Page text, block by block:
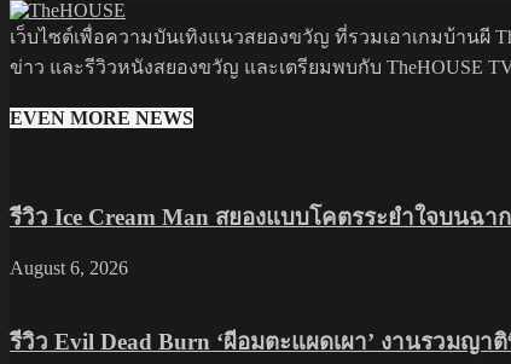
เว็บไซต์เพื่อความบันเทิงแนวสยองขวัญ ที่รวมเอาเกมบ้าน
ข่าว และรีวิวหนังสยองขวัญ และเตรียมพบกับ TheHOUSE
EVEN MORE NEWS
รีวิว Ice Cream Man สยองแบบโคตรระยำใจบนฉา
August 6, 2026
รีวิว Evil Dead Burn ‘ผีอมตะแผดเผา’ งานรวมญ